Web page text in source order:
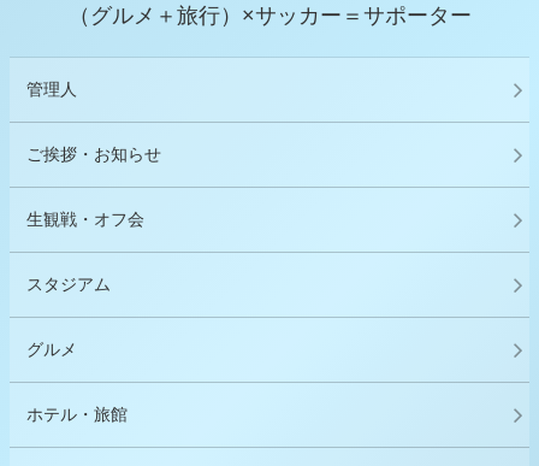
（グルメ＋旅行）×サッカー＝サポーター
管理人
ご挨拶・お知らせ
生観戦・オフ会
スタジアム
グルメ
ホテル・旅館